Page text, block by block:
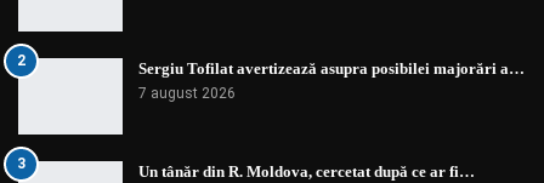
2 Sergiu Tofilat avertizează asupra posibilei majorări a…
7 august 2026
3 Un tânăr din R. Moldova, cercetat după ce ar fi…